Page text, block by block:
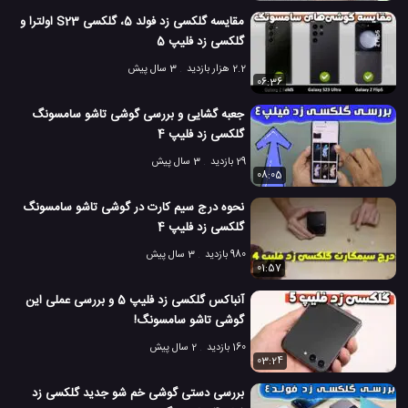
جدا از همه این ها، این نمونه موبایل یک اتفاق بزرگ، نادر و بسیار چشم
گیر است.
موبایل تاشو گلکسی Fold در عمل چگونه است؟
بدان معناست که سامسونگ یک شاهکار را معرفی کرده است.
ما برای شناختن این موبایل انعطاف پذیر جدید به اندازه کافی اطلاعات به
دست آورده ایم اما برای درک بهتر ویژگی های آن و بررسی کلی آن به
فرصت های بیشتری نیاز داریم.
حتی اگر Galaxy Fold کمی کمتر دیده شده باشد، سامسونگ، که
مقایسه گلکسی زد فولد 5، گلکسی S23 اولترا و
گلکسی زد فلیپ 5
2.2 هزار بازدید
3 سال پیش
06:36
جعبه گشایی و بررسی گوشی تاشو سامسونگ
گلکسی زد فلیپ 4
29 بازدید
3 سال پیش
08:05
نحوه درج سیم کارت در گوشی تاشو سامسونگ
گلکسی زد فلیپ 4
980 بازدید
3 سال پیش
01:57
آنباکس گلکسی زد فلیپ 5 و بررسی عملی این
گوشی تاشو سامسونگ!
160 بازدید
2 سال پیش
03:24
بررسی دستی گوشی خم شو جدید گلکسی زد